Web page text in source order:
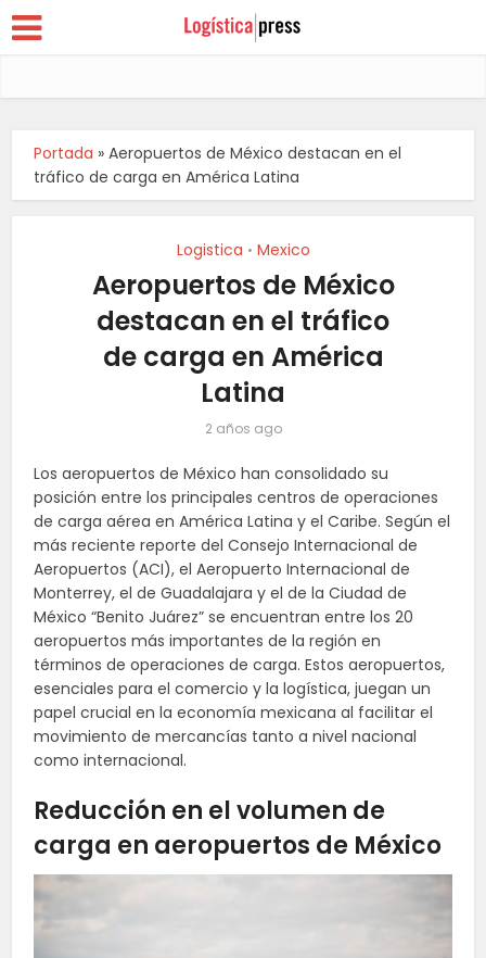
Portada »Aeropuertos de México destacan en el
tráfico de carga en América Latina
Logistica • Mexico
Aeropuertos de México
destacan en el tráfico
de carga en América
Latina
2 años ago
Los aeropuertos de México han consolidado su
posición entre los principales centros de operaciones
de carga aérea en América Latina y el Caribe. Según el
más reciente reporte del Consejo Internacional de
Aeropuertos (ACI), el Aeropuerto Internacional de
Monterrey, el de Guadalajara y el de la Ciudad de
México “Benito Juárez” se encuentran entre los 20
aeropuertos más importantes de la región en
términos de operaciones de carga. Estos aeropuertos,
esenciales para el comercio y la logística, juegan un
papel crucial en la economía mexicana al facilitar el
movimiento de mercancías tanto a nivel nacional
como internacional.
Reducción en el volumen de
carga en aeropuertos de México